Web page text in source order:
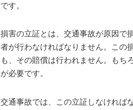
です。
損害の立証とは、交通事故が原因で
者が行わなければなりません。この
も、その賠償は行われません。もち
が必要です。
交通事故では、この立証しなければ